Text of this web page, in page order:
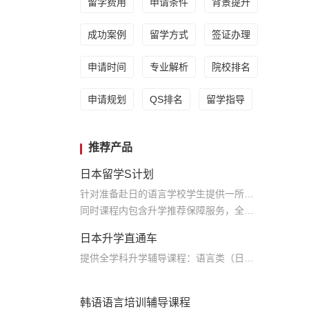
成功案例 留学方式 签证办理
申请时间 专业解析 院校排名
申请规划 QS排名 留学指导
推荐产品
日本留学S计划
日本升学直通车
韩语语言培训辅导课程